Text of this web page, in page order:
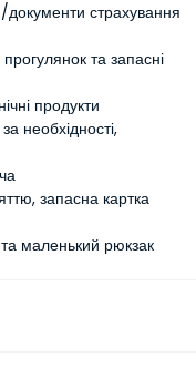
документи страхування
та запасні
продукти
необхідності,
запасна картка
маленький рюкзак